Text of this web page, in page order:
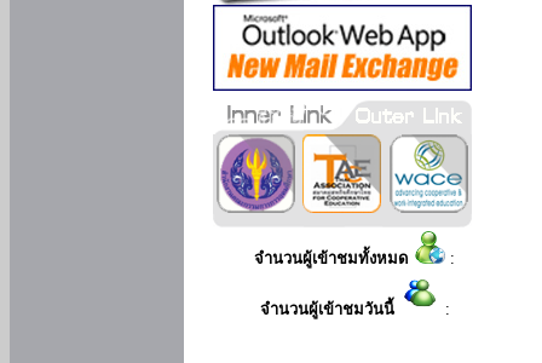
จำนวนผู้เข้าชมทั้งหมด :
จำนวนผู้เข้าชมวันนี้ :